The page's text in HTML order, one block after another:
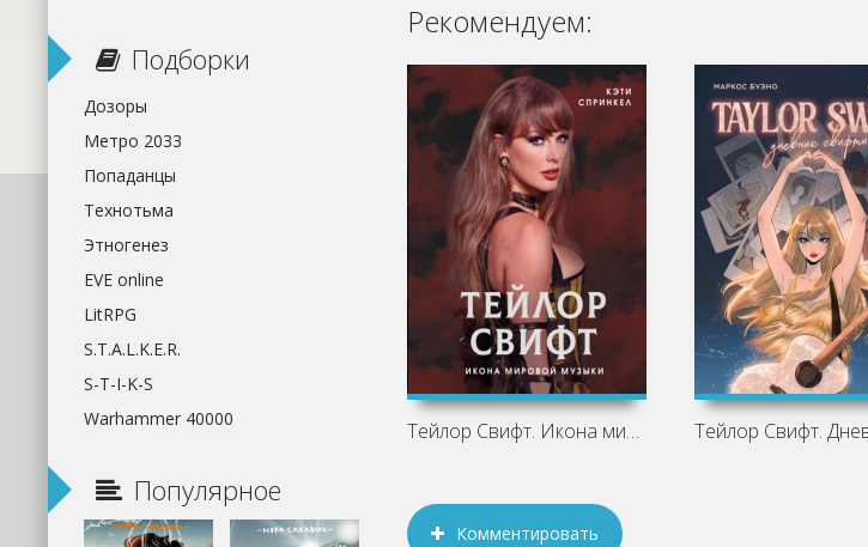
Рекомендуем:
Тейлор Свифт. Икона мировой музыки -
Комментировать
Подборки
Дозоры
Метро 2033
Попаданцы
Технотьма
Этногенез
EVE online
LitRPG
S.T.A.L.K.E.R.
S-T-I-K-S
Warhammer 40000
Популярное